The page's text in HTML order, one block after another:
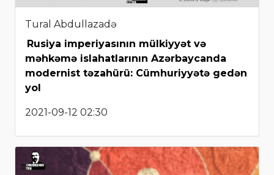
Tural Abdullazadə
Rusiya imperiyasının mülkiyyət və
məhkəmə islahatlarının Azərbaycanda
modernist təzahürü: Cümhuriyyətə gedən
yol
2021-09-12 02:30